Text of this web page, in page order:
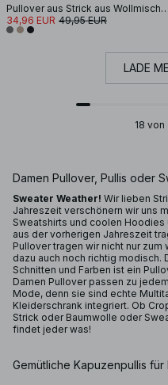
Pullover aus Strick aus Wollmischung mit Nahtdetail
34,96 EUR 49,95 EUR
LADE
18 von
Damen Pullover, Pullis oder
Sweater Weather! Wir lieben
Jahreszeit verschönern wir uns
Sweatshirts und coolen
aus der vorherigen Jahreszeit
Pullover tragen wir nicht nur
dazu auch noch richtig modisch.
Schnitten und Farben ist ein
Damen Pullover passen zu
Mode, denn sie sind echte
Kleiderschrank integriert. Ob
Strick oder Baumwolle oder
findet jeder was!
Gemütliche Kapuzenpullis für